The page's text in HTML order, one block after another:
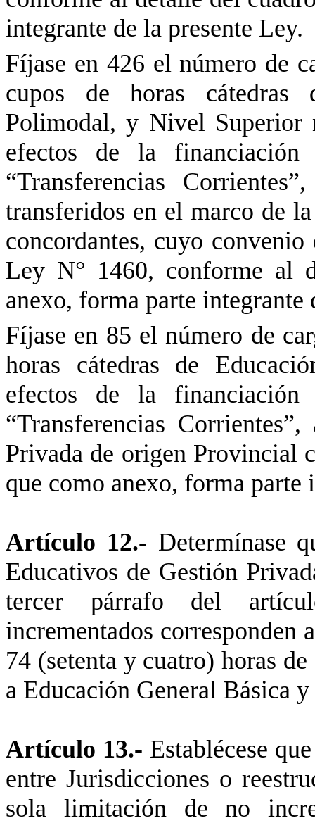
integrante de la presente Ley.
Fíjase en 426 el número de
cupos de horas cátedras
Polimodal, y Nivel Superior
efectos de la
“Transferencias
transferidos en el marco de
concordantes, cuyo
Ley N° 1460, conforme al
anexo, forma parte integrante
Fíjase en 85 el número de
horas cátedras de
efectos de la
“Transferencias
Privada de origen Provincial
que como anexo, forma parte
Artículo 12.- Determínase
Educativos de Gestión
tercer párrafo del
incrementados
74 (setenta y cuatro) horas
a Educación General Básica
Artículo 13.- Establécese
entre Jurisdicciones o
sola limitación de no